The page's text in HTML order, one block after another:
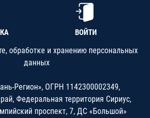
ВОЙТИ
обработке и хранению персональных
данных
Регион», ОГРН 1142300002349,
Федеральная территория Сириус,
проспект, 7, ДС «Большой»